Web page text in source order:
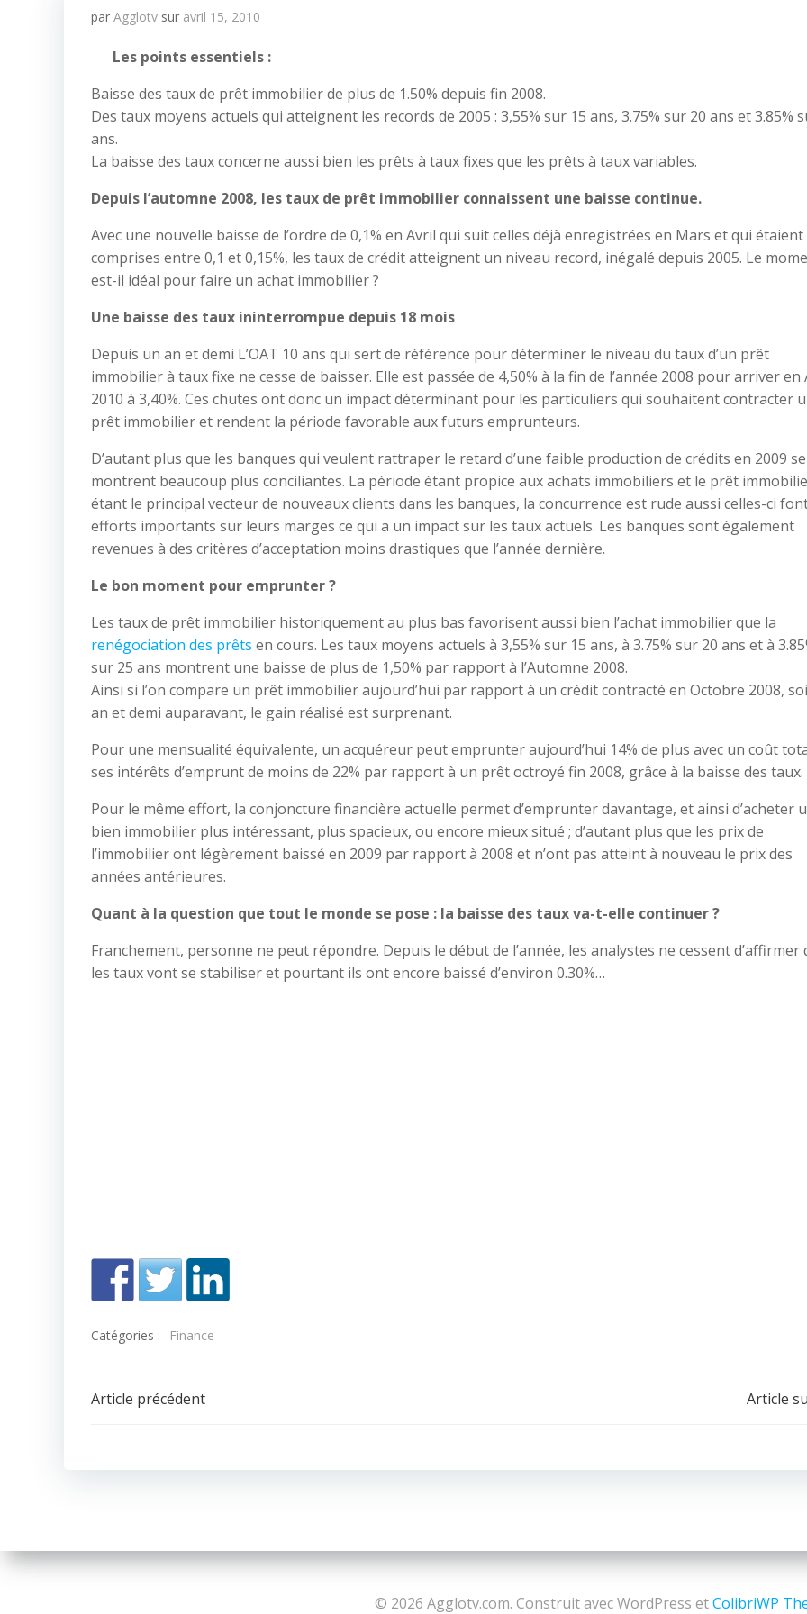
par Agglotv sur avril 15, 2010
Les points essentiels :
Baisse des taux de prêt immobilier de plus de 1.50% depuis fin 2008.
Des taux moyens actuels qui atteignent les records de 2005 : 3,55% sur 15 ans, 3.75% sur 20 ans et 3.85%
ans.
La baisse des taux concerne aussi bien les prêts à taux fixes que les prêts à taux variables.
Depuis l’automne 2008, les taux de prêt immobilier connaissent une baisse continue.
Avec une nouvelle baisse de l’ordre de 0,1% en Avril qui suit celles déjà enregistrées en Mars et qui étaient
comprises entre 0,1 et 0,15%, les taux de crédit atteignent un niveau record, inégalé depuis 2005. Le
est-il idéal pour faire un achat immobilier ?
Une baisse des taux ininterrompue depuis 18 mois
Depuis un an et demi L’OAT 10 ans qui sert de référence pour déterminer le niveau du taux d’un prêt
immobilier à taux fixe ne cesse de baisser. Elle est passée de 4,50% à la fin de l’année 2008 pour arriver en
2010 à 3,40%. Ces chutes ont donc un impact déterminant pour les particuliers qui souhaitent contracter
prêt immobilier et rendent la période favorable aux futurs emprunteurs.
D’autant plus que les banques qui veulent rattraper le retard d’une faible production de crédits en 2009 se
montrent beaucoup plus conciliantes. La période étant propice aux achats immobiliers et le prêt
étant le principal vecteur de nouveaux clients dans les banques, la concurrence est rude aussi celles-ci
efforts importants sur leurs marges ce qui a un impact sur les taux actuels. Les banques sont également
revenues à des critères d’acceptation moins drastiques que l’année dernière.
Le bon moment pour emprunter ?
Les taux de prêt immobilier historiquement au plus bas favorisent aussi bien l’achat immobilier que la
renégociation des prêts en cours. Les taux moyens actuels à 3,55% sur 15 ans, à 3.75% sur 20 ans et à
sur 25 ans montrent une baisse de plus de 1,50% par rapport à l’Automne 2008.
Ainsi si l’on compare un prêt immobilier aujourd’hui par rapport à un crédit contracté en Octobre 2008,
an et demi auparavant, le gain réalisé est surprenant.
Pour une mensualité équivalente, un acquéreur peut emprunter aujourd’hui 14% de plus avec un coût
ses intérêts d’emprunt de moins de 22% par rapport à un prêt octroyé fin 2008, grâce à la baisse des taux.
Pour le même effort, la conjoncture financière actuelle permet d’emprunter davantage, et ainsi d’acheter
bien immobilier plus intéressant, plus spacieux, ou encore mieux situé ; d’autant plus que les prix de
l’immobilier ont légèrement baissé en 2009 par rapport à 2008 et n’ont pas atteint à nouveau le prix des
années antérieures.
Quant à la question que tout le monde se pose : la baisse des taux va-t-elle continuer ?
Franchement, personne ne peut répondre. Depuis le début de l’année, les analystes ne cessent d’affirmer
les taux vont se stabiliser et pourtant ils ont encore baissé d’environ 0.30%…
Catégories : Finance
Navigation
Article précédent Article
© 2026 Agglotv.com. Construit avec WordPress etColibriWP